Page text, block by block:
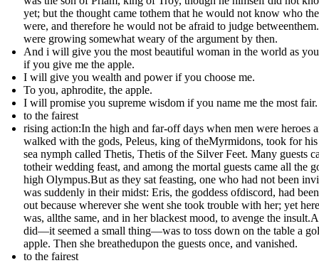
yet; but the thought came tothem that he would not know who
were, and therefore he would not be afraid to judge
were growing somewhat weary of the argument by then.
And i will give you the most beautiful woman in the world as
if you give me the apple.
I will give you wealth and power if you choose me.
To you, aphrodite, the apple.
I will promise you supreme wisdom if you name me the most fair.
to the fairest
rising action:In the high and far-off days when men were heroes
walked with the gods, Peleus, king of theMyrmidons, took for
sea nymph called Thetis, Thetis of the Silver Feet. Many guests
totheir wedding feast, and among the mortal guests came all the
high Olympus.But as they sat feasting, one who had not been
was suddenly in their midst: Eris, the goddess ofdiscord, had
out because wherever she went she took trouble with her; yet
was, allthe same, and in her blackest mood, to avenge the
did—it seemed a small thing—was to toss down on the table a
apple. Then she breathedupon the guests once, and vanished.
to the fairest